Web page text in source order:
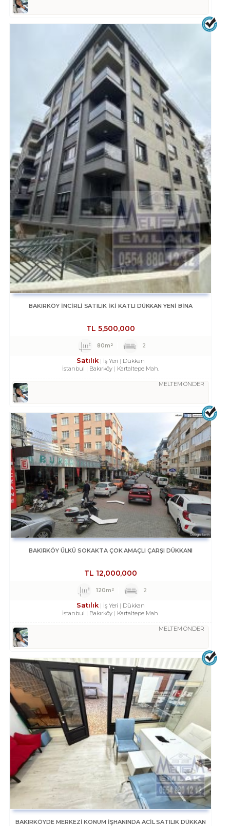
BAKIRKÖY İNCİRLİ SATILIK İKİ KATLI DÜKKAN YENİ BİNA
TL 5,500,000
80m² 2
Satılık İş Yeri
Dükkan
İstanbul
Bakırköy Kartaltepe Mah.
MELTEM ÖNDER
BAKIRKÖY ÜLKÜ SOKAKTA ÇOK AMAÇLI ÇARŞI DÜKKANI
TL 12,000,000
120m² 2
Satılık İş Yeri
Dükkan
İstanbul
Bakırköy Kartaltepe Mah.
MELTEM ÖNDER
BAKIRKÖYDE MERKEZİ KONUM İŞHANINDA ACİL SATILIK DÜKKAN